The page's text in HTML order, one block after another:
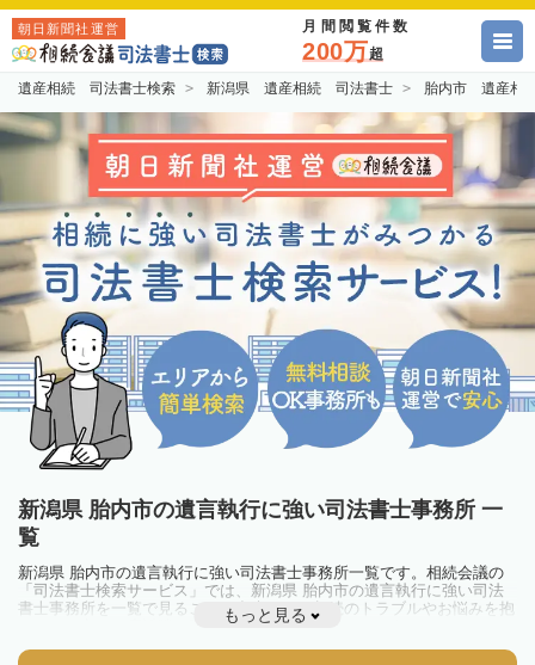
朝日新聞社運営 月間閲覧件数
200万超
遺産相続 司法書士検索 新潟県 遺産相続 司法書士 胎内市 遺産相
新潟県 胎内市の遺言執行に強い司法書士事務所 一
覧
新潟県 胎内市の遺言執行に強い司法書士事務所一覧です。相続会議の
「司法書士検索サービス」では、新潟県 胎内市の遺言執行に強い司法
書士事務所を一覧で見ることが出来ます。相続のトラブルやお悩みを抱
えている方は一度近隣の司法書士に相談してみましょう。
もっと見る